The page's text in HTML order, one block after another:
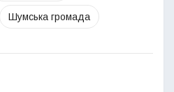
Шумська громада